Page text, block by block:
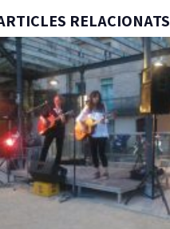
RELACIONATS